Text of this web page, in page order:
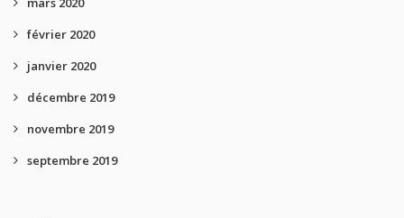
février 2020
janvier 2020
décembre 2019
novembre 2019
septembre 2019